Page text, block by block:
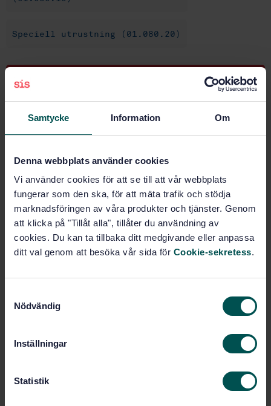
Samtycke Information Om
Denna webbplats använder cookies
Vi använder cookies för att se till att vår webbplats
fungerar som den ska, för att mäta trafik och stödja
marknadsföringen av våra produkter och tjänster. Genom
att klicka på "Tillåt alla", tillåter du användning av
cookies. Du kan ta tillbaka ditt medgivande eller anpassa
ditt val genom att besöka vår sida för Cookie-sekretess.
Nödvändig
Inställningar
Statistik
Speciell utrustning (01.080.20)
Köp denna standard
Registrerade varselsignaler (ISO 7010:2019, IDT)
Prenumerera på standarden - Läs mer
Pris:2 480 SEK
PDF
Lägg i varukorgen
Produktinformation
Språk:
Grafiska symboler, SIS/TK 493
Safety colours and safety signs -